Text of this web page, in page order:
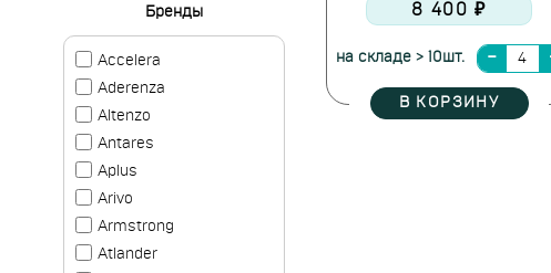
8 400 ₽
на складе > 10шт.
В КОРЗИНУ
Бренды
Accelera
Aderenza
Altenzo
Antares
Aplus
Arivo
Armstrong
Atlander